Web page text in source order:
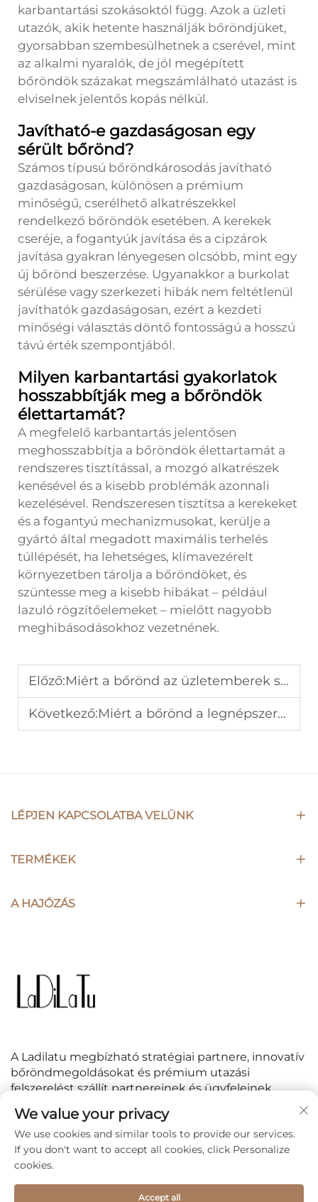
karbantartási szokásoktól függ. Azok a üzleti
utazók, akik hetente használják bőröndjüket,
gyorsabban szembesülhetnek a cserével, mint
az alkalmi nyaralók, de jól megépített
bőröndök százakat megszámlálható utazást is
elviselnek jelentős kopás nélkül.
Javítható-e gazdaságosan egy
sérült bőrönd?
Számos típusú bőröndkárosodás javítható
gazdaságosan, különösen a prémium
minőségű, cserélhető alkatrészekkel
rendelkező bőröndök esetében. A kerekek
cseréje, a fogantyúk javítása és a cipzárok
javítása gyakran lényegesen olcsóbb, mint egy
új bőrönd beszerzése. Ugyanakkor a burkolat
sérülése vagy szerkezeti hibák nem feltétlenül
javíthatók gazdaságosan, ezért a kezdeti
minőségi választás döntő fontosságú a hosszú
távú érték szempontjából.
Milyen karbantartási gyakorlatok
hosszabbítják meg a bőröndök
élettartamát?
A megfelelő karbantartás jelentősen
meghosszabbítja a bőröndök élettartamát a
rendszeres tisztítással, a mozgó alkatrészek
kenésével és a kisebb problémák azonnali
kezelésével. Rendszeresen tisztítsa a kerekeket
és a fogantyú mechanizmusokat, kerülje a
gyártó által megadott maximális terhelés
túllépését, ha lehetséges, klímavezérelt
környezetben tárolja a bőröndöket, és
szüntesse meg a kisebb hibákat – például
lazuló rögzítőelemeket – mielőtt nagyobb
meghibásodásokhoz vezetnének.
Előző:Miért a bőrönd az üzletemberek számára elfogadott sztenderd?
Következő:Miért a bőrönd a legnépszerűbb termék a viszonteladók körében?
LÉPJEN KAPCSOLATBA VELÜNK
TERMÉKEK
A HAJÓZÁS
A Ladilatu megbízható stratégiai partnere, innovatív
bőröndmegoldásokat és prémium utazási
felszerelést szállít partnereinek és ügyfeleinek
KÖVESS MINKET
We value your privacy
We use cookies and similar tools to provide our services.
If you don't want to accept all cookies, click Personalize
cookies.
Accept all